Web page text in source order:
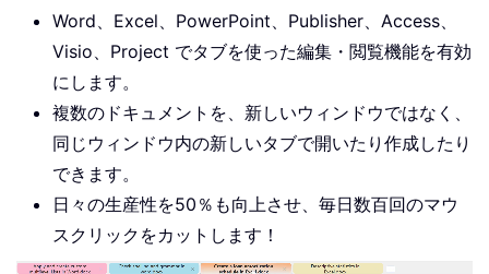
Word、Excel、PowerPoint、Publisher、Access、
Visio、Project でタブを使った編集・閲覧機能を有効
にします。
複数のドキュメントを、新しいウィンドウではなく、
同じウィンドウ内の新しいタブで開いたり作成したり
できます。
日々の生産性を50％も向上させ、毎日数百回のマウ
スクリックをカットします！